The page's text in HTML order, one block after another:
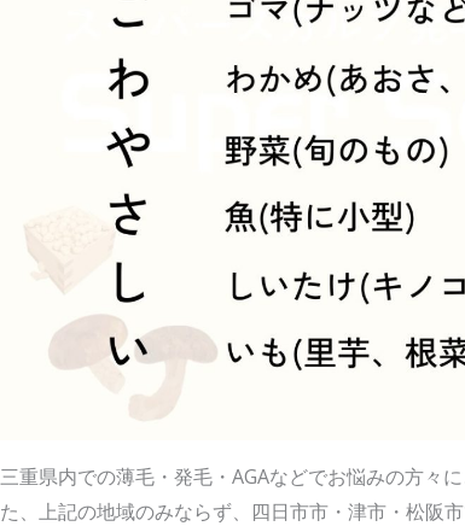
三重県内での薄毛・発毛・AGAなどでお悩みの方々
た、上記の地域のみならず、四日市市・津市・松阪